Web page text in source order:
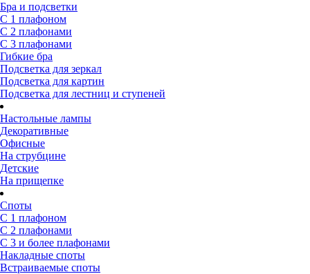
Бра и подсветки
С 1 плафоном
С 2 плафонами
С 3 плафонами
Гибкие бра
Подсветка для зеркал
Подсветка для картин
Подсветка для лестниц и ступеней
Настольные лампы
Декоративные
Офисные
На струбцине
Детские
На прищепке
Споты
С 1 плафоном
С 2 плафонами
С 3 и более плафонами
Накладные споты
Встраиваемые споты